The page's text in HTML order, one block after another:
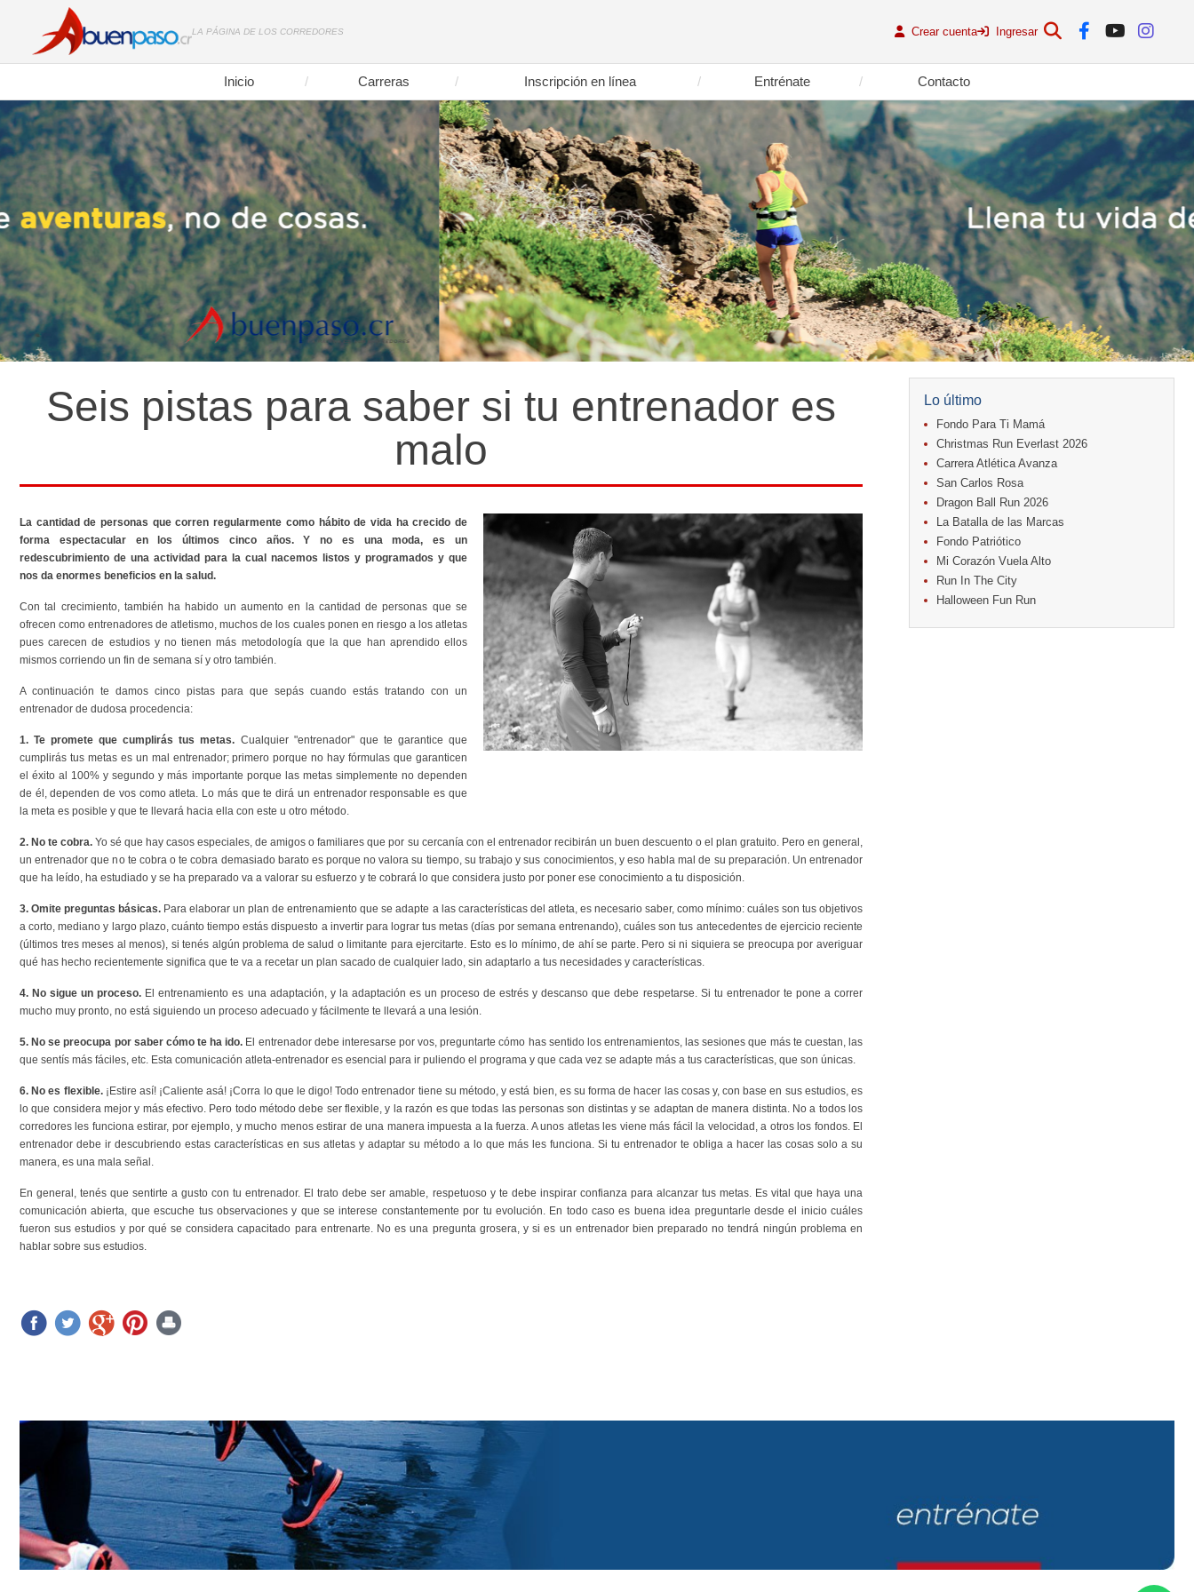
LA PÁGINA DE LOS CORREDORES Crear cuenta Ingresar
Inicio Carreras Inscripción en línea Entrénate Contacto
Seis pistas para saber si tu entrenador es
malo
La cantidad de personas que corren regularmente como hábito de vida ha crecido de
forma espectacular en los últimos cinco años. Y no es una moda, es un
redescubrimiento de una actividad para la cual nacemos listos y programados y que
nos da enormes beneficios en la salud.
Con tal crecimiento, también ha habido un aumento en la cantidad de personas que se
ofrecen como entrenadores de atletismo, muchos de los cuales ponen en riesgo a los atletas
pues carecen de estudios y no tienen más metodología que la que han aprendido ellos
mismos corriendo un fin de semana sí y otro también.
A continuación te damos cinco pistas para que sepás cuando estás tratando con un
entrenador de dudosa procedencia:
1. Te promete que cumplirás tus metas. Cualquier "entrenador" que te garantice que
cumplirás tus metas es un mal entrenador; primero porque no hay fórmulas que garanticen
el éxito al 100% y segundo y más importante porque las metas simplemente no dependen
de él, dependen de vos como atleta. Lo más que te dirá un entrenador responsable es que
la meta es posible y que te llevará hacia ella con este u otro método.
2. No te cobra. Yo sé que hay casos especiales, de amigos o familiares que por su cercanía con el entrenador recibirán un buen descuento o el plan gratuito. Pero en general,
un entrenador que no te cobra o te cobra demasiado barato es porque no valora su tiempo, su trabajo y sus conocimientos, y eso habla mal de su preparación. Un entrenador
que ha leído, ha estudiado y se ha preparado va a valorar su esfuerzo y te cobrará lo que considera justo por poner ese conocimiento a tu disposición.
3. Omite preguntas básicas. Para elaborar un plan de entrenamiento que se adapte a las características del atleta, es necesario saber, como mínimo: cuáles son tus objetivos
a corto, mediano y largo plazo, cuánto tiempo estás dispuesto a invertir para lograr tus metas (días por semana entrenando), cuáles son tus antecedentes de ejercicio reciente
(últimos tres meses al menos), si tenés algún problema de salud o limitante para ejercitarte. Esto es lo mínimo, de ahí se parte. Pero si ni siquiera se preocupa por averiguar
qué has hecho recientemente significa que te va a recetar un plan sacado de cualquier lado, sin adaptarlo a tus necesidades y características.
4. No sigue un proceso. El entrenamiento es una adaptación, y la adaptación es un proceso de estrés y descanso que debe respetarse. Si tu entrenador te pone a correr
mucho muy pronto, no está siguiendo un proceso adecuado y fácilmente te llevará a una lesión.
5. No se preocupa por saber cómo te ha ido. El entrenador debe interesarse por vos, preguntarte cómo has sentido los entrenamientos, las sesiones que más te cuestan, las
que sentís más fáciles, etc. Esta comunicación atleta-entrenador es esencial para ir puliendo el programa y que cada vez se adapte más a tus características, que son únicas.
6. No es flexible.¡Estire así! ¡Caliente asá! ¡Corra lo que le digo! Todo entrenador tiene su método, y está bien, es su forma de hacer las cosas y, con base en sus estudios, es
lo que considera mejor y más efectivo. Pero todo método debe ser flexible, y la razón es que todas las personas son distintas y se adaptan de manera distinta. No a todos los
corredores les funciona estirar, por ejemplo, y mucho menos estirar de una manera impuesta a la fuerza. A unos atletas les viene más fácil la velocidad, a otros los fondos. El
entrenador debe ir descubriendo estas características en sus atletas y adaptar su método a lo que más les funciona. Si tu entrenador te obliga a hacer las cosas solo a su
manera, es una mala señal.
En general, tenés que sentirte a gusto con tu entrenador. El trato debe ser amable, respetuoso y te debe inspirar confianza para alcanzar tus metas. Es vital que haya una
comunicación abierta, que escuche tus observaciones y que se interese constantemente por tu evolución. En todo caso es buena idea preguntarle desde el inicio cuáles
fueron sus estudios y por qué se considera capacitado para entrenarte. No es una pregunta grosera, y si es un entrenador bien preparado no tendrá ningún problema en
hablar sobre sus estudios.
Lo último
Fondo Para Ti Mamá
Christmas Run Everlast 2026
Carrera Atlética Avanza
San Carlos Rosa
Dragon Ball Run 2026
La Batalla de las Marcas
Fondo Patriótico
Mi Corazón Vuela Alto
Run In The City
Halloween Fun Run